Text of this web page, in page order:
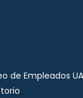
de Empleados